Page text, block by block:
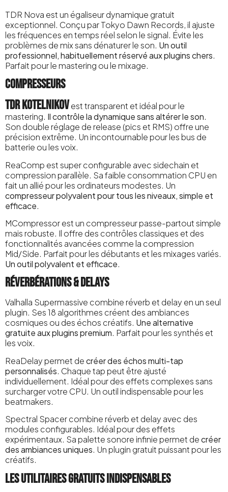
TDR Nova est un égaliseur dynamique gratuit
exceptionnel. Conçu par Tokyo Dawn Records, il ajuste
les fréquences en temps réel selon le signal. Évite les
problèmes de mix sans dénaturer le son. Un outil
professionnel, habituellement réservé aux plugins chers.
Parfait pour le mastering ou le mixage.
Compresseurs
TDR Kotelnikovest transparent et idéal pour le
mastering. Il contrôle la dynamique sans altérer le son.
Son double réglage de release (pics et RMS) offre une
précision extrême. Un incontournable pour les bus de
batterie ou les voix.
ReaComp est super configurable avec sidechain et
compression parallèle. Sa faible consommation CPU en
fait un allié pour les ordinateurs modestes. Un
compresseur polyvalent pour tous les niveaux, simple et
efficace.
MCompressor est un compresseur passe-partout simple
mais robuste. Il offre des contrôles classiques et des
fonctionnalités avancées comme la compression
Mid/Side. Parfait pour les débutants et les mixages variés.
Un outil polyvalent et efficace.
Réverbérations & Delays
Valhalla Supermassive combine réverb et delay en un seul
plugin. Ses 18 algorithmes créent des ambiances
cosmiques ou des échos créatifs. Une alternative
gratuite aux plugins premium. Parfait pour les synthés et
les voix.
ReaDelay permet decréer des échos multi-tap
personnalisés. Chaque tap peut être ajusté
individuellement. Idéal pour des effets complexes sans
surcharger votre CPU. Un outil indispensable pour les
beatmakers.
Spectral Spacer combine réverb et delay avec des
modules configurables. Idéal pour des effets
expérimentaux. Sa palette sonore infinie permet decréer
des ambiances uniques. Un plugin gratuit puissant pour les
créatifs.
Les utilitaires gratuits indispensables